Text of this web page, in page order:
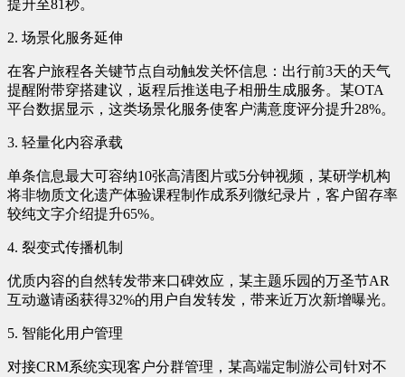
提升至81秒。
2. 场景化服务延伸
在客户旅程各关键节点自动触发关怀信息：出行前3天的天气
提醒附带穿搭建议，返程后推送电子相册生成服务。某OTA
平台数据显示，这类场景化服务使客户满意度评分提升28%。
3. 轻量化内容承载
单条信息最大可容纳10张高清图片或5分钟视频，某研学机构
将非物质文化遗产体验课程制作成系列微纪录片，客户留存率
较纯文字介绍提升65%。
4. 裂变式传播机制
优质内容的自然转发带来口碑效应，某主题乐园的万圣节AR
互动邀请函获得32%的用户自发转发，带来近万次新增曝光。
5. 智能化用户管理
对接CRM系统实现客户分群管理，某高端定制游公司针对不